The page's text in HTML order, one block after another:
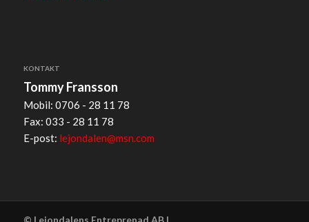
KONTAKT
Tommy Fransson
Mobil: 0706 - 28 11 78
Fax: 033 - 28 11 78
E-post: lejondalen@msn.com
© Lejondalens Entreprenad AB |